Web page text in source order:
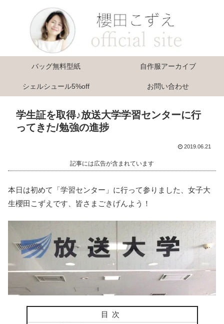
バッグ無料型紙 自作服アーカイブ
シェルシュール5%off お問い合わせ
学生証を取得♪放送大学学習センターに行
ってきた/勉強の進捗
2019.06.21
記事には広告が含まれています
本日は初めて「学習センター」に行って参りました、女子大
生櫻田こずえです、皆さまごきげんよう！
目次